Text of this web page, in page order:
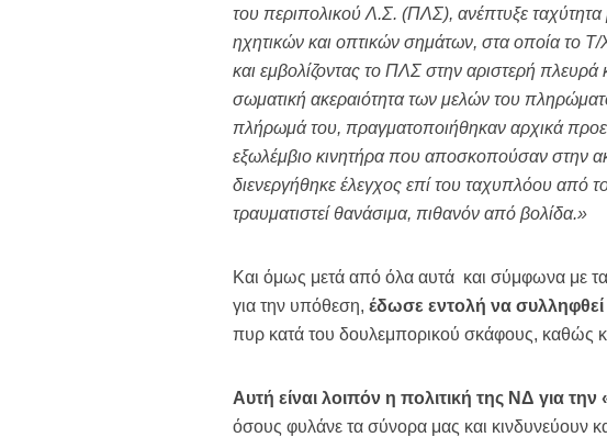
του περιπολικού Λ.Σ. (ΠΛΣ), ανέπτυξε
ηχητικών και οπτικών σημάτων, στα οποία το
και εμβολίζοντας το ΠΛΣ στην αριστερή
σωματική ακεραιότητα των μελών του
πλήρωμά του, πραγματοποιήθηκαν αρχικά
εξωλέμβιο κινητήρα που αποσκοπούσαν στην
διενεργήθηκε έλεγχος επί του ταχυπλόου από
τραυματιστεί θανάσιμα, πιθανόν από βολίδα.»
Και όμως μετά από όλα αυτά και σύμφωνα με
για την υπόθεση, έδωσε εντολή να
πυρ κατά του δουλεμπορικού σκάφους, καθώς
Αυτή είναι λοιπόν η πολιτική της ΝΔ για
όσους φυλάνε τα σύνορα μας και κινδυνεύουν